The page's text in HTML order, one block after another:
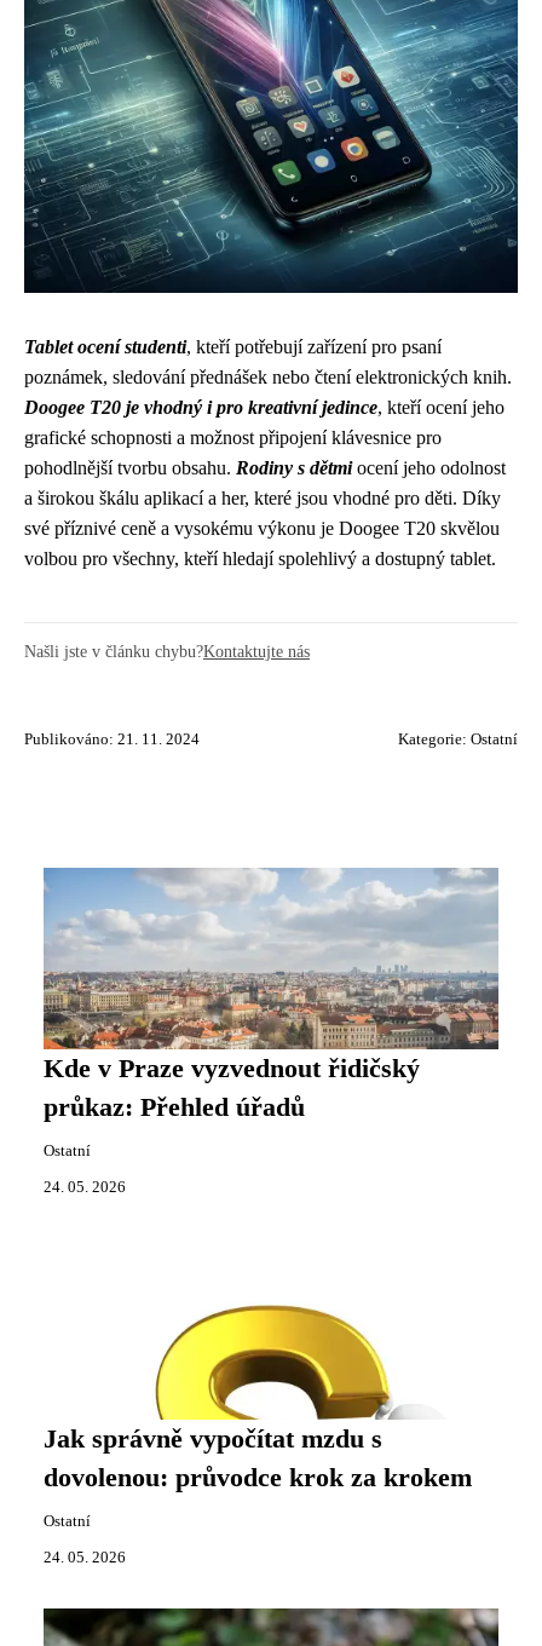
Tablet ocení studenti, kteří potřebují zařízení pro psaní
poznámek, sledování přednášek nebo čtení elektronických knih.
Doogee T20 je vhodný i pro kreativní jedince, kteří ocení jeho
grafické schopnosti a možnost připojení klávesnice pro
pohodlnější tvorbu obsahu. Rodiny s dětmiocení jeho odolnost
a širokou škálu aplikací a her, které jsou vhodné pro děti. Díky
své příznivé ceně a vysokému výkonu je Doogee T20 skvělou
volbou pro všechny, kteří hledají spolehlivý a dostupný tablet.
Našli jste v článku chybu?Kontaktujte nás
Publikováno: 21. 11. 2024 Kategorie: Ostatní
Kde v Praze vyzvednout řidičský
průkaz: Přehled úřadů
Ostatní
24. 05. 2026
Jak správně vypočítat mzdu s
dovolenou: průvodce krok za krokem
Ostatní
24. 05. 2026